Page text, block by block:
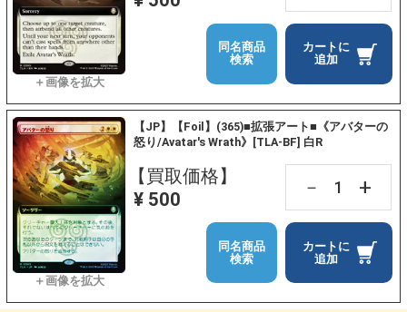
カートに
追加
同名商品
検索
【JP】【Foil】(365)■拡張アート■《アバターの
怒り/Avatar's Wrath》[TLA-BF] 白R
【買取価格】
¥ 500
－ +
カートに
追加
同名商品
検索